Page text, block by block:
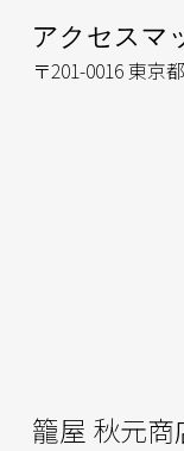
アクセスマ
〒201-0016 東京
籠屋 秋元商